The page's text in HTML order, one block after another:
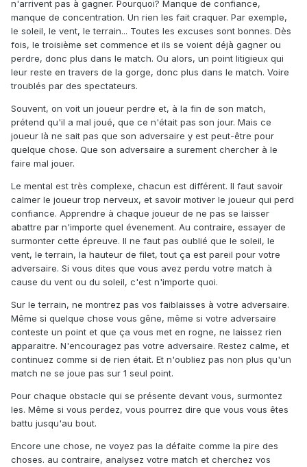
n'arrivent pas à gagner. Pourquoi? Manque de confiance,
manque de concentration. Un rien les fait craquer. Par exemple,
le soleil, le vent, le terrain... Toutes les excuses sont bonnes. Dès
fois, le troisième set commence et ils se voient déjà gagner ou
perdre, donc plus dans le match. Ou alors, un point litigieux qui
leur reste en travers de la gorge, donc plus dans le match. Voire
troublés par des spectateurs.
Souvent, on voit un joueur perdre et, à la fin de son match,
prétend qu'il a mal joué, que ce n'était pas son jour. Mais ce
joueur là ne sait pas que son adversaire y est peut-être pour
quelque chose. Que son adversaire a surement chercher à le
faire mal jouer.
Le mental est très complexe, chacun est différent. Il faut savoir
calmer le joueur trop nerveux, et savoir motiver le joueur qui perd
confiance. Apprendre à chaque joueur de ne pas se laisser
abattre par n'importe quel évenement. Au contraire, essayer de
surmonter cette épreuve. Il ne faut pas oublié que le soleil, le
vent, le terrain, la hauteur de filet, tout ça est pareil pour votre
adversaire. Si vous dites que vous avez perdu votre match à
cause du vent ou du soleil, c'est n'importe quoi.
Sur le terrain, ne montrez pas vos faiblaisses à votre adversaire.
Même si quelque chose vous gêne, même si votre adversaire
conteste un point et que ça vous met en rogne, ne laissez rien
apparaitre. N'encouragez pas votre adversaire. Restez calme, et
continuez comme si de rien était. Et n'oubliez pas non plus qu'un
match ne se joue pas sur 1 seul point.
Pour chaque obstacle qui se présente devant vous, surmontez
les. Même si vous perdez, vous pourrez dire que vous vous êtes
battu jusqu'au bout.
Encore une chose, ne voyez pas la défaite comme la pire des
choses. au contraire, analysez votre match et cherchez vos